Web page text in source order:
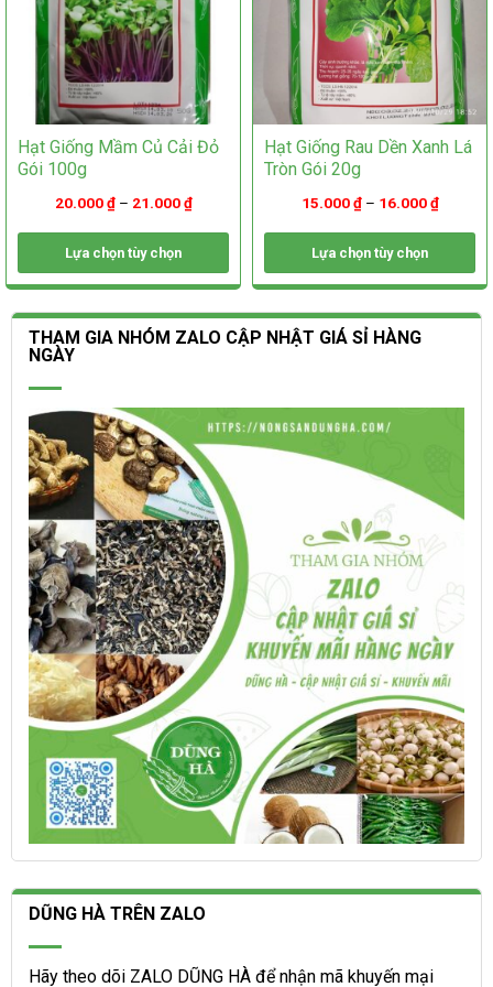
sản
phẩm
sản
phẩm
Hạt Giống Mầm Củ Cải Đỏ
Gói 100g
20.000₫– 21.000₫
Lựa chọn tùy chọn
Sản
này
có
nhiều
biến
Các
tùy
chọn
có
thể
được
chọn
trên
trang
sản
phẩm
Hạt Giống Rau Dền Xanh Lá
Tròn Gói 20g
15.000₫– 16.000₫
Lựa chọn tùy chọn
Sản
này
có
thể.
Các
tùy
được
chọn
trang
sản
phẩm
THAM GIA NHÓM ZALO CẬP NHẬT GIÁ SỈ HÀNG
NGÀY
DŨNG HÀ TRÊN ZALO
Hãy theo dõi ZALO DŨNG HÀ để nhận mã khuyến mại